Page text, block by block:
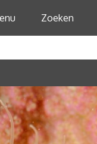
Zoeken